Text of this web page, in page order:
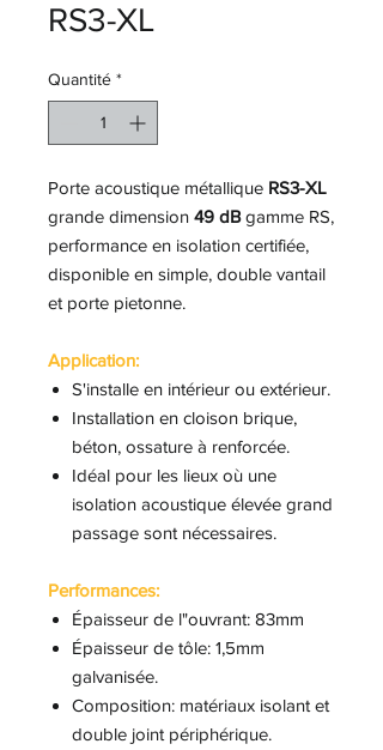
RS3-XL
Quantité *
Porte acoustique métallique RS3-XL
grande dimension 49 dBgamme RS,
performance en isolation certifiée,
disponible en simple, double vantail
et porte pietonne.
Application:
S'installe en intérieur ou extérieur.
Installation en cloison brique,
béton, ossature à renforcée.
Idéal pour les lieux où une
isolation acoustique élevée grand
passage sont nécessaires.
Performances:
Épaisseur de l"ouvrant: 83mm
Épaisseur de tôle: 1,5mm
galvanisée.
Composition: matériaux isolant et
double joint périphérique.